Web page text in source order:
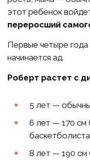
этот ребенок
переросший
Первые четыре
начинается ад.
Роберт растет с
5 лет —
6 лет — 170 см
8 лет — 190 см